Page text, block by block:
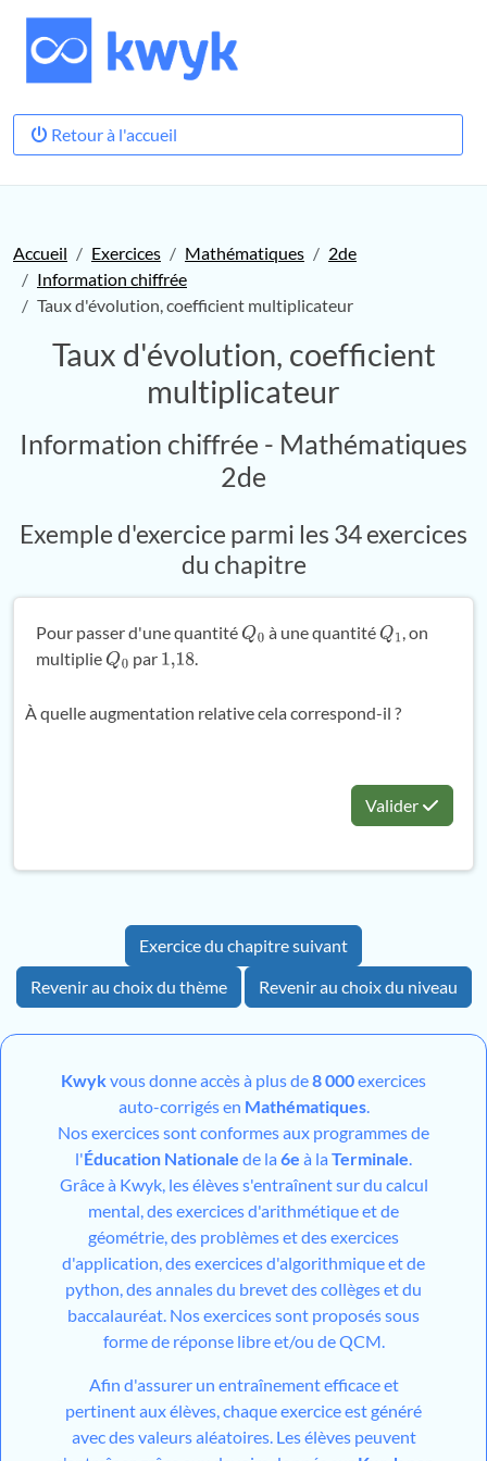
Retour à l'accueil
Accueil Exercices Mathématiques
2de
Information chiffrée
Taux d'évolution, coefficient multiplicateur
Taux d'évolution, coefficient
multiplicateur
Information chiffrée - Mathématiques
2de
Exemple d'exercice parmi les 34 exercices
du chapitre
Pour passer d'une quantité Q0 à une quantitéQ1 , on
multiplie Q0 par 1,18.
À quelle augmentation relative cela correspond-il ?
Valider
Exercice du chapitre suivant
Revenir au choix du thème
Revenir au choix du niveau
Kwykvous donne accès à plus de8 000exercices
auto-corrigés en Mathématiques.
Nos exercices sont conformes aux programmes de
l'Éducation Nationale de la 6e à la Terminale
Grâce à Kwyk, les élèves s'entraînent sur du calcul
mental, des exercices d'arithmétique et de
géométrie, des problèmes et des exercices
d'application, des exercices d'algorithmique et de
python, des annales du brevet des collèges et du
baccalauréat. Nos exercices sont proposés sous
forme de réponse libre et/ou de QCM.
Afin d'assurer un entraînement efficace et
pertinent aux élèves, chaque exercice est généré
avec des valeurs aléatoires. Les élèves peuvent